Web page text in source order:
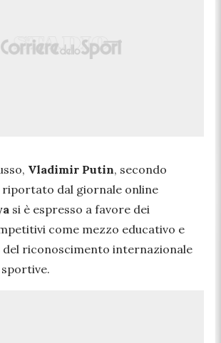
Vladimir Putin, secondo
dal giornale online
si è espresso a favore dei
come mezzo educativo e
del riconoscimento internazionale